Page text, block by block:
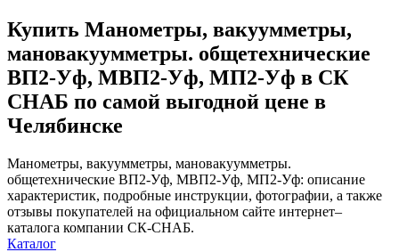
Купить Манометры, вакуумметры,
мановакуумметры. общетехнические
ВП2-Уф, МВП2-Уф, МП2-Уф в СК
СНАБ по самой выгодной цене в
Челябинске
Манометры, вакуумметры, мановакуумметры.
общетехнические ВП2-Уф, МВП2-Уф, МП2-Уф: описание
характеристик, подробные инструкции, фотографии, а также
отзывы покупателей на официальном сайте интернет–
каталога компании СК-СНАБ.
Каталог